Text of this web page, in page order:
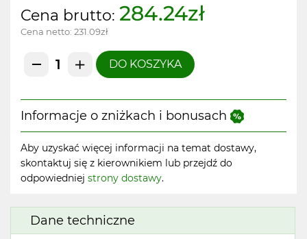
Cena brutto: 284.24zł
Cena netto: 231.09zł
DO KOSZYKA
Informacje o zniżkach i bonusach
Aby uzyskać więcej informacji na temat dostawy,
skontaktuj się z kierownikiem lub przejdź do
odpowiedniej strony dostawy.
Dane techniczne